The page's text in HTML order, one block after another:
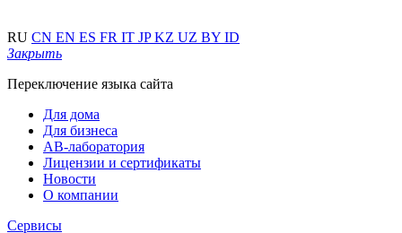
RU CN EN ES FR IT JPKZ UZ BY ID
Закрыть
Переключение языка сайта
Для дома
Для бизнеса
АВ-лаборатория
Лицензии и сертификаты
Новости
О компании
Сервисы